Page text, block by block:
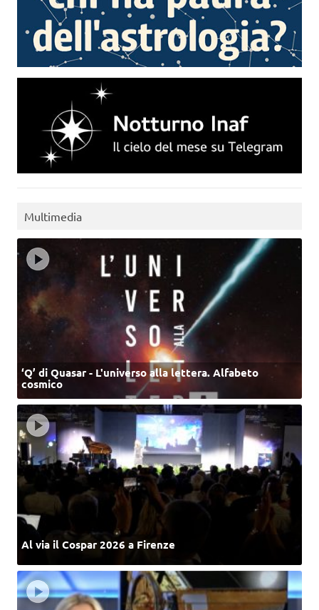
Multimedia
‘Q’ di Quasar - L'universo alla lettera. Alfabeto
cosmico
Al via il Cospar 2026 a Firenze